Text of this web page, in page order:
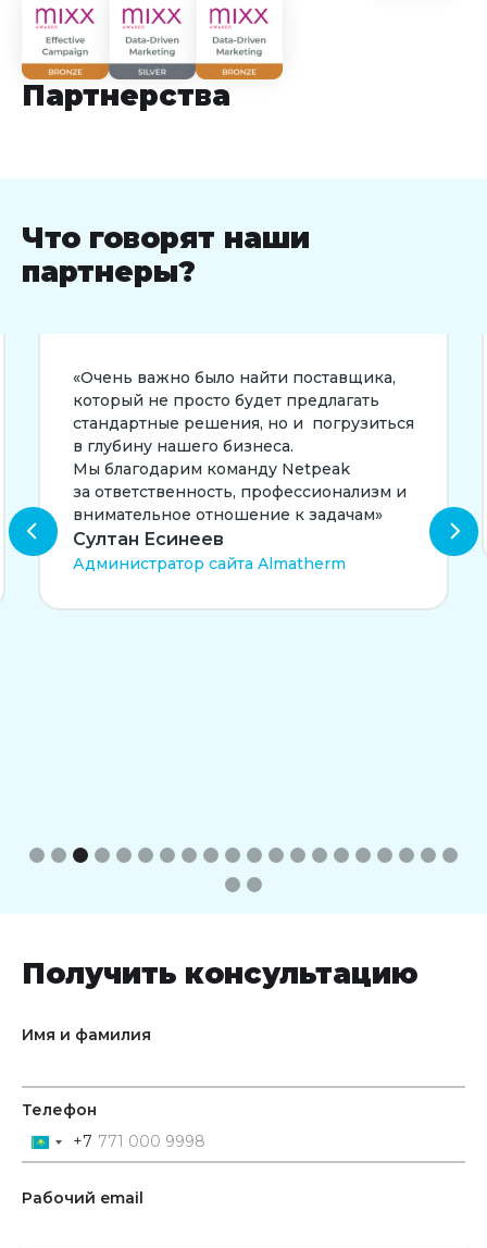
Партнерства
Что говорят наши
партнеры?
было найти поставщика,
просто будет предлагать
решения, но и погрузиться
нашего бизнеса.
команду Netpeak
профессионализм и
отношение к задачам»
сайта Almatherm
«В рамках
сложности
необходимые
Сергей
Digital-
Получить консультацию
Имя и фамилия
Телефон
Kazakhstan
+7
+7
Рабочий email